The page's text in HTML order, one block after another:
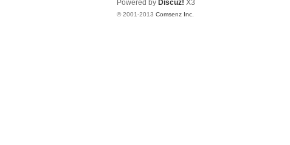
Powered by Discuz! X3
© 2001-2013 Comsenz Inc.